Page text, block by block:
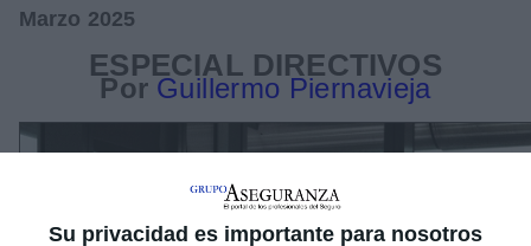
Su privacidad es importante para nosotros
Marzo 2025
ESPECIAL DIRECTIVOS
Por Guillermo Piernavieja